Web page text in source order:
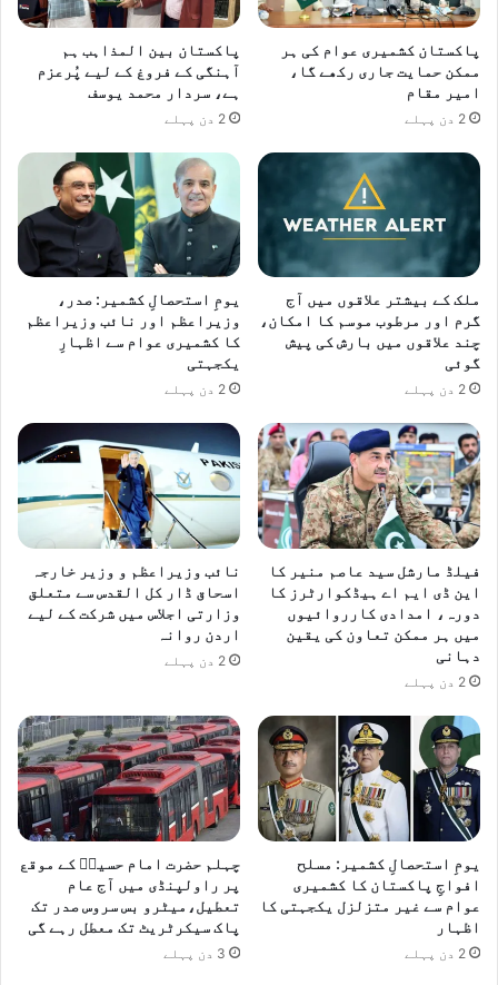
پاکستان کشمیری عوام کی ہر
ممکن حمایت جاری رکھے گا،
امیر مقام
2 دن پہلے
پاکستان بین المذاہب ہم
آہنگی کے فروغ کے لیے پُرعزم
ہے، سردار محمد یوسف
2 دن پہلے
ملک کے بیشتر علاقوں میں آج
گرم اور مرطوب موسم کا امکان،
چند علاقوں میں بارش کی پیش
گوئی
2 دن پہلے
یومِ استحصالِ کشمیر: صدر،
وزیراعظم اور نائب وزیراعظم
کا کشمیری عوام سے اظہارِ
یکجہتی
2 دن پہلے
فیلڈ مارشل سید عاصم منیر کا
این ڈی ایم اے ہیڈکوارٹرز کا
دورہ، امدادی کارروائیوں
میں ہر ممکن تعاون کی یقین
دہانی
2 دن پہلے
نائب وزیراعظم و وزیر خارجہ
اسحاق ڈار کل القدس سے متعلق
وزارتی اجلاس میں شرکت کے لیے
اردن روانہ
2 دن پہلے
یومِ استحصالِ کشمیر: مسلح
افواجِ پاکستان کا کشمیری
عوام سے غیر متزلزل یکجہتی کا
اظہار
2 دن پہلے
چہلم حضرت امام حسینؓ کے موقع
پر راولپنڈی میں آج عام
تعطیل،میٹرو بس سروس صدر تک
پاک سیکرٹریٹ تک معطل رہے گی
3 دن پہلے